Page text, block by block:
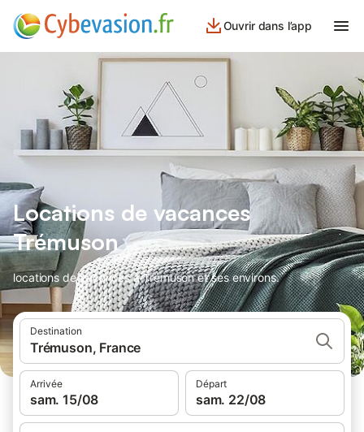
Ouvrir dans l’app
Locations de vacances
Trémuson
locations de vacances à Trémuson et ses environs.
Destination
Trémuson, France
Arrivée
sam. 15/08
Départ
sam. 22/08